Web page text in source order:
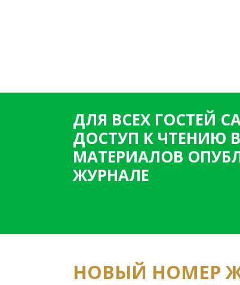
ДЛЯ ВСЕХ ГОСТЕЙ
ДОСТУП К ЧТЕНИЮ
МАТЕРИАЛОВ
ЖУРНАЛЕ
НОВЫЙ НОМЕР